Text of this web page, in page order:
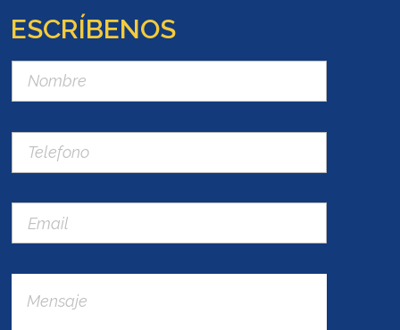
ESCRÍBENOS